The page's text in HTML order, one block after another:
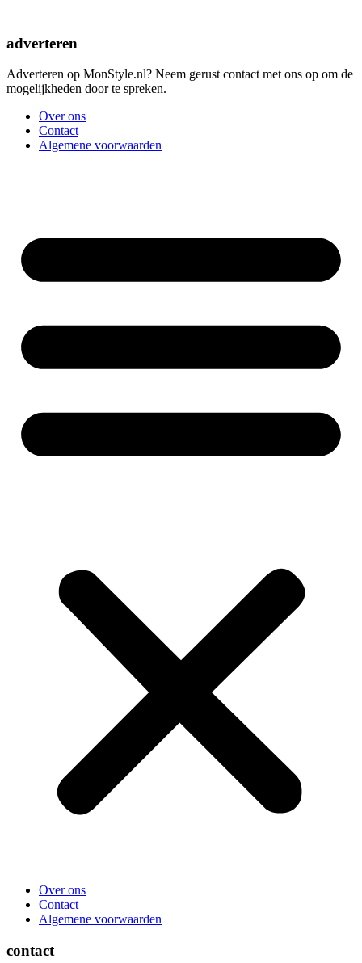
adverteren
Adverteren op MonStyle.nl? Neem gerust contact met ons op om de
mogelijkheden door te spreken.
Over ons
Contact
Algemene voorwaarden
Over ons
Contact
Algemene voorwaarden
contact